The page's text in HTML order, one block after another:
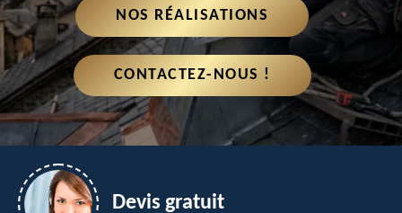
NOS RÉALISATIONS
CONTACTEZ-NOUS !
Devis gratuit